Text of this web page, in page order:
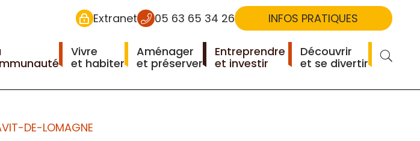
Extranet 05 63 65 34 26 INFOS PRATIQUES
Vivre
et habiter
Aménager
et préserver
Entreprendre
et investir
Découvrir
et se divertirRECHERCHER
DE-LOMAGNE